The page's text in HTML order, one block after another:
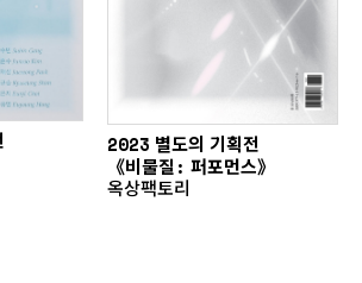
2023 별도의 기획전
《비물질: 퍼포먼스》
옥상팩토리